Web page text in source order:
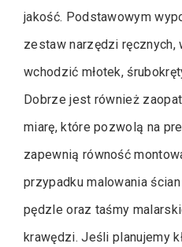
jakość. Podstawowym
zestaw narzędzi ręcznych,
wchodzić młotek,
Dobrze jest również
miarę, które pozwolą na
zapewnią równość
przypadku malowania
pędzle oraz taśmy
krawędzi. Jeśli planujemy